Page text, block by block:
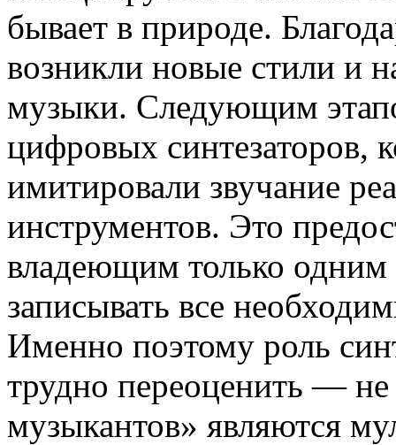
бывает в природе.
возникли новые стили и
музыки. Следующим
цифровых синтезаторов,
имитировали звучание
инструментов. Это
владеющим только одним
записывать все
Именно поэтому роль
трудно переоценить —
музыкантов» являются